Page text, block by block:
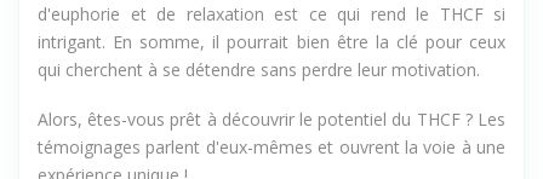
d'euphorie et de relaxation est ce qui rend le THCF si
intrigant. En somme, il pourrait bien être la clé pour ceux
qui cherchent à se détendre sans perdre leur motivation.
Alors, êtes-vous prêt à découvrir le potentiel du THCF ? Les
témoignages parlent d'eux-mêmes et ouvrent la voie à une